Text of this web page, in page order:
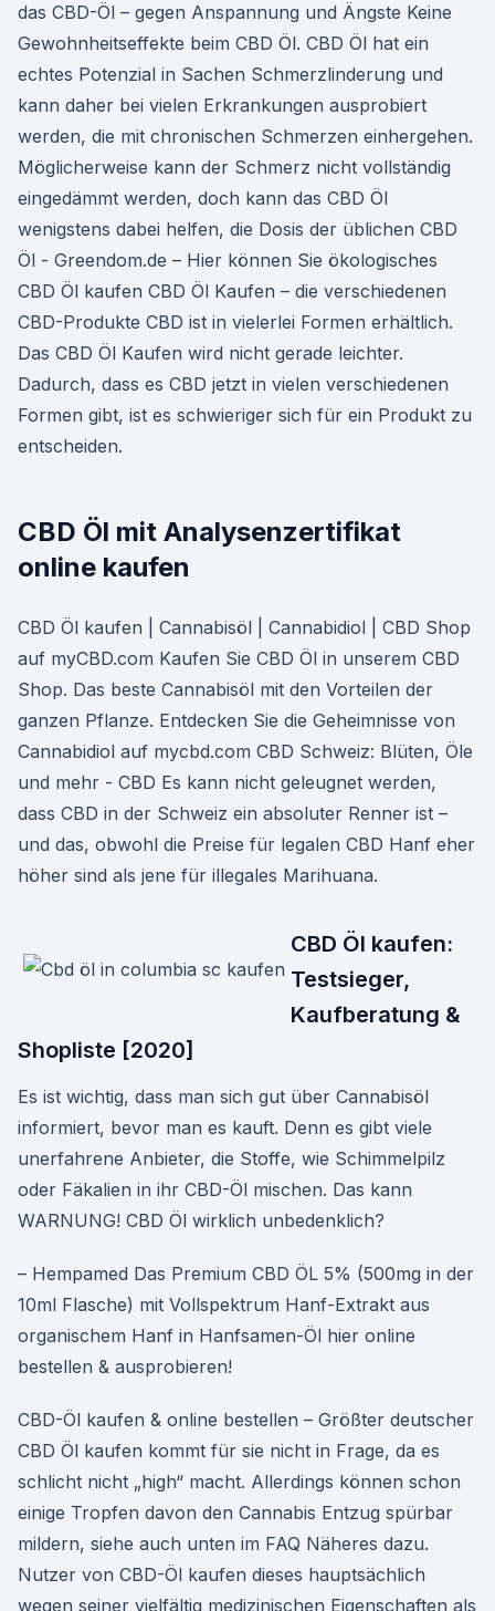
das CBD-Öl – gegen Anspannung und Ängste Keine
Gewohnheitseffekte beim CBD Öl. CBD Öl hat ein
echtes Potenzial in Sachen Schmerzlinderung und
kann daher bei vielen Erkrankungen ausprobiert
werden, die mit chronischen Schmerzen einhergehen.
Möglicherweise kann der Schmerz nicht vollständig
eingedämmt werden, doch kann das CBD Öl
wenigstens dabei helfen, die Dosis der üblichen CBD
Öl - Greendom.de – Hier können Sie ökologisches
CBD Öl kaufen CBD Öl Kaufen – die verschiedenen
CBD-Produkte CBD ist in vielerlei Formen erhältlich.
Das CBD Öl Kaufen wird nicht gerade leichter.
Dadurch, dass es CBD jetzt in vielen verschiedenen
Formen gibt, ist es schwieriger sich für ein Produkt zu
entscheiden.
CBD Öl mit Analysenzertifikat
online kaufen
CBD Öl kaufen | Cannabisöl | Cannabidiol | CBD Shop
auf myCBD.com Kaufen Sie CBD Öl in unserem CBD
Shop. Das beste Cannabisöl mit den Vorteilen der
ganzen Pflanze. Entdecken Sie die Geheimnisse von
Cannabidiol auf mycbd.com CBD Schweiz: Blüten, Öle
und mehr - CBD Es kann nicht geleugnet werden,
dass CBD in der Schweiz ein absoluter Renner ist –
und das, obwohl die Preise für legalen CBD Hanf eher
höher sind als jene für illegales Marihuana.
CBD Öl kaufen:
Testsieger,
Kaufberatung &
Shopliste [2020]
Es ist wichtig, dass man sich gut über Cannabisöl
informiert, bevor man es kauft. Denn es gibt viele
unerfahrene Anbieter, die Stoffe, wie Schimmelpilz
oder Fäkalien in ihr CBD-Öl mischen. Das kann
WARNUNG! CBD Öl wirklich unbedenklich?
– Hempamed Das Premium CBD ÖL 5% (500mg in der
10ml Flasche) mit Vollspektrum Hanf-Extrakt aus
organischem Hanf in Hanfsamen-Öl hier online
bestellen & ausprobieren!
CBD-Öl kaufen & online bestellen – Größter deutscher
CBD Öl kaufen kommt für sie nicht in Frage, da es
schlicht nicht „high“ macht. Allerdings können schon
einige Tropfen davon den Cannabis Entzug spürbar
mildern, siehe auch unten im FAQ Näheres dazu.
Nutzer von CBD-Öl kaufen dieses hauptsächlich
wegen seiner vielfältig medizinischen Eigenschaften als